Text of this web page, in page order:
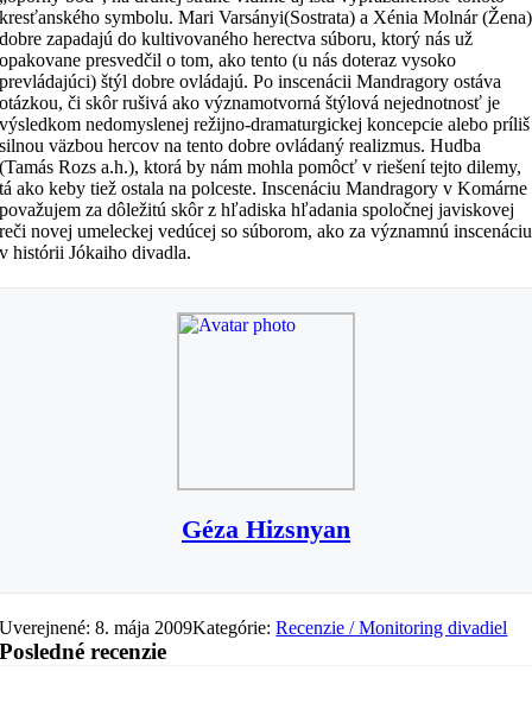
kresťanského symbolu. Mari Varsányi(Sostrata) a Xénia Molnár (Žena)
dobre zapadajú do kultivovaného herectva súboru, ktorý nás už
opakovane presvedčil o tom, ako tento (u nás doteraz vysoko
prevládajúci) štýl dobre ovládajú. Po inscenácii Mandragory ostáva
otázkou, či skôr rušivá ako významotvorná štýlová nejednotnosť je
výsledkom nedomyslenej režijno-dramaturgickej koncepcie alebo príliš
silnou väzbou hercov na tento dobre ovládaný realizmus. Hudba
(Tamás Rozs a.h.), ktorá by nám mohla pomôcť v riešení tejto dilemy,
tá ako keby tiež ostala na polceste. Inscenáciu Mandragory v Komárne
považujem za dôležitú skôr z hľadiska hľadania spoločnej javiskovej
reči novej umeleckej vedúcej so súborom, ako za významnú inscenáciu
v histórii Jókaiho divadla.
Géza Hizsnyan
Uverejnené: 8. mája 2009Kategórie:Recenzie / Monitoring divadiel
Posledné recenzie